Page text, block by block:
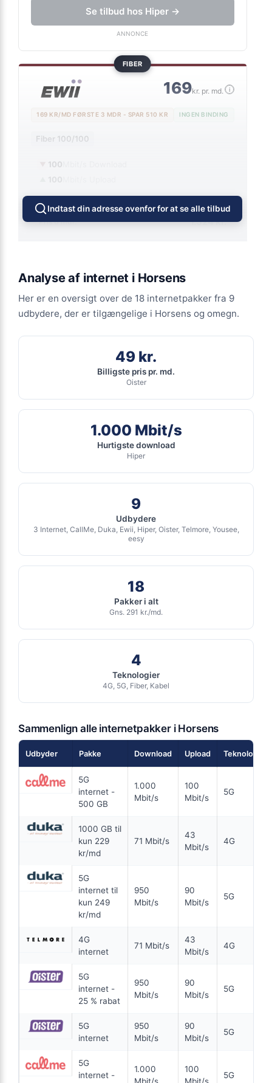
Se tilbud hos Hiper →
ANNONCE
FIBER
169kr. pr. md. i
169 KR/MD FØRSTE 3 MDR - SPAR 510 KR INGEN BINDING
Fiber 100/100
100
Pris 6 mdr. 1.524 kr.
Ingen binding
Gratis oprettelse
Se tilbud hos Ewii →
ANNONCE
Fiber 1000/1000
Mbit/s Download
Mbit/s Upload
0 kr. oprettelse
Gratis oprettelse
FIBER
149kr. pr. md.
▼ 500Mbit/s Download
Pris 6 mdr. 894 kr.
▸Detaljer
0 kr. oprettelse
En fremtidssikret forbindelse
Wifi 6
ANNONCE
149kr. pr. md. i
FRA 149 KR/MD I 6 MDR
Fiber 1000/1000
▼ 1.000
▲ 1.000 Mbit/s Upload
Pris 6 mdr. 894 kr.
0 kr. oprettelse
Garanteret 900/900
Indtast din adresse ovenfor for at se alle tilbud
Analyse af internet i Horsens
Her er en oversigt over de 18 internetpakker fra 9
udbydere, der er tilgængelige i Horsens og omegn.
49 kr.
Billigste pris pr. md.
Oister
1.000 Mbit/s
Hurtigste download
Hiper
9
Udbydere
3 Internet, CallMe, Duka, Ewii, Hiper, Oister, Telmore, Yousee,
eesy
18
Pakker i alt
Gns. 291 kr./md.
4
Teknologier
4G, 5G, Fiber, Kabel
Sammenlign alle internetpakker i Horsens
Udbyder Pakke Download Upload Teknologi
5G
internet -
500 GB
1.000
Mbit/s
100
Mbit/s
5G
1000 GB til
kun 229
kr/md
71 Mbit/s
43
Mbit/s
4G
5G
internet til
kun 249
kr/md
950
Mbit/s
90
Mbit/s
5G
4G
internet
71 Mbit/s
43
Mbit/s
4G
5G
internet -
25 % rabat
950
Mbit/s
90
Mbit/s
5G
5G
internet
950
Mbit/s
90
Mbit/s
5G
5G
internet -
1.000
Mbit/s
100
Mbit/s
5G